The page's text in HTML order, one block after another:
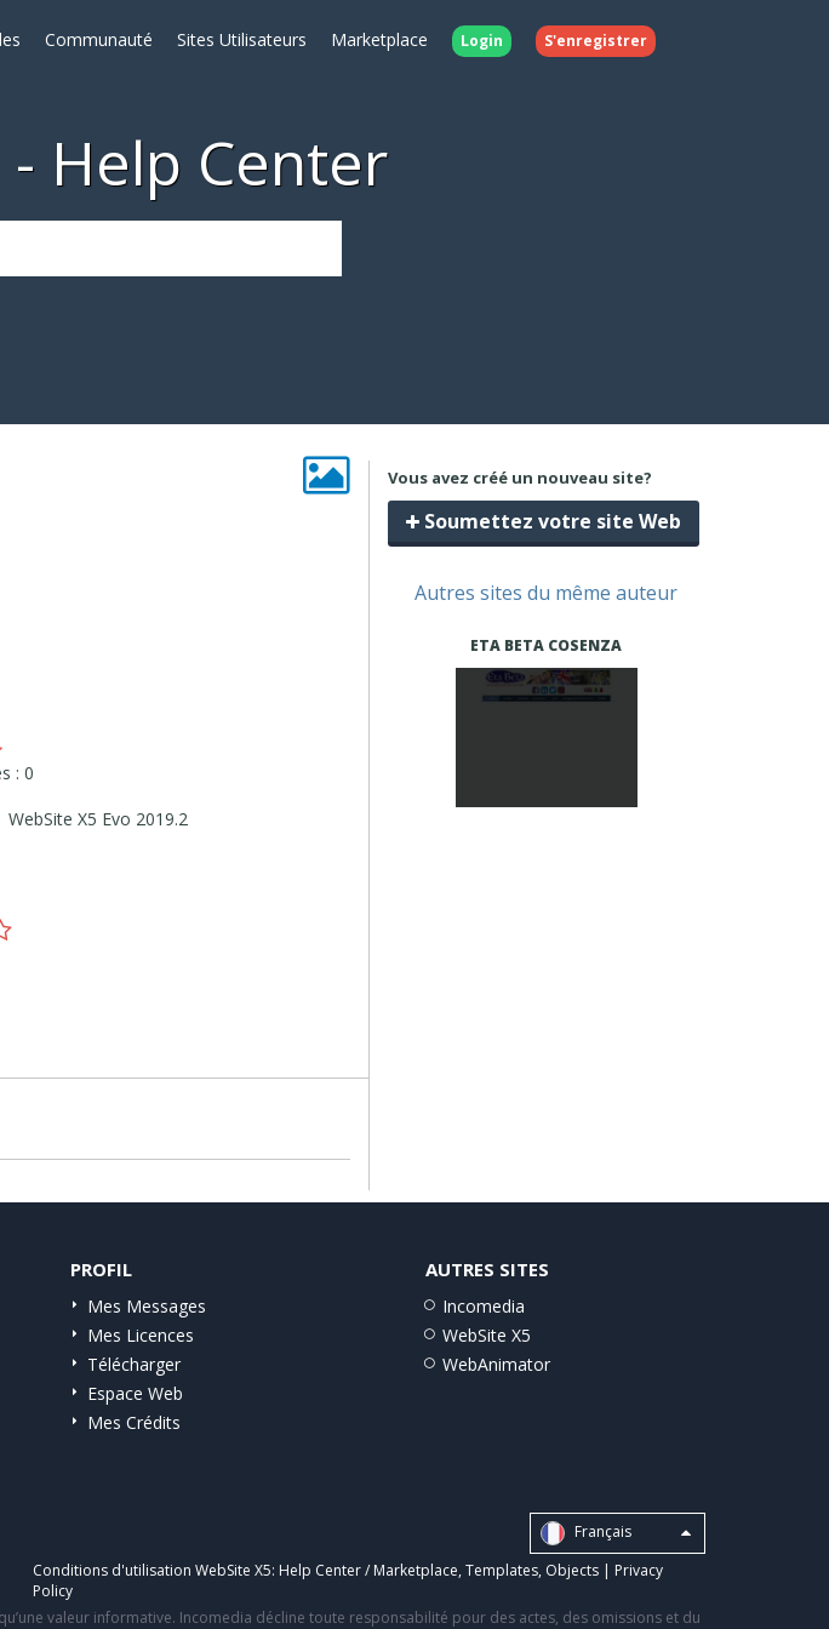
Communauté Sites Utilisateurs Marketplace Login S'enregistrer
Help Center
: 0
X5 Evo 2019.2
Vous avez créé un nouveau site?
Soumettez votre site Web
Autres sites du même auteur
ETA BETA COSENZA
PROFIL
Mes Messages
Mes Licences
Télécharger
Espace Web
Mes Crédits
AUTRES SITES
Incomedia
WebSite X5
WebAnimator
Français
Conditions d'utilisation WebSite X5: Help Center / Marketplace, Templates, Objects | Privacy
Policy
valeur informative. Incomedia décline toute responsabilité pour des actes, des omissions et du